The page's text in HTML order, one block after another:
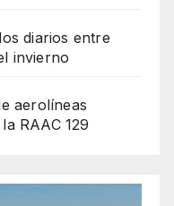
diarios entre
invierno
aerolíneas
RAAC 129